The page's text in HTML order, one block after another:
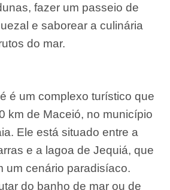
fazer um passeio de
e saborear a culinária
do mar.
é um complexo turístico que
km de Maceió, no município
Ele está situado entre a
e a lagoa de Jequiá, que
um cenário paradisíaco.
do banho de mar ou de